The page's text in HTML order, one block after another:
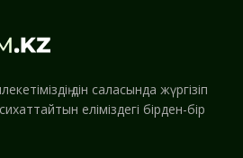
дін саласында жүргізіп
еліміздегі бірден-бір